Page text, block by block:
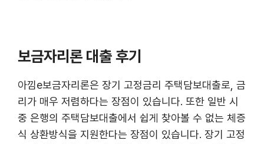
보금자리론 대출 후기
아낌e보금자리론은 장기 고정금리 주택담보대출로, 금
리가 매우 저렴하다는 장점이 있습니다. 또한 일반 시
중 은행의 주택담보대출에서 쉽게 찾아볼 수 없는 체증
식 상환방식을 지원한다는 장점이 있습니다. 장기 고정